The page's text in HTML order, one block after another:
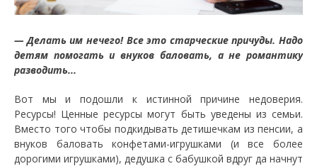
— Делать им нечего! Все это старческие причуды. Надо
детям помогать и внуков баловать, а не романтику
разводить...
Вот мы и подошли к истинной причине недоверия.
Ресурсы! Ценные ресурсы могут быть уведены из семьи.
Вместо того чтобы подкидывать детишечкам из пенсии, а
внуков баловать конфетами-игрушками (и все более
дорогими игрушками), дедушка с бабушкой вдруг да начнут